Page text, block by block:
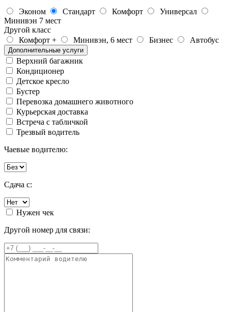
Эконом Стандарт Комфорт
Универсал
Минивэн 7 мест
Другой класс
Комфорт +
Минивэн, 6 мест Бизнес Автобус
Дополнительные услуги
Верхний багажник
Кондиционер
Детское кресло
Бустер
Перевозка домашнего животного
Курьерская доставка
Встреча с табличкой
Трезвый водитель
Чаевые водителю:
Сдача с:
Нужен чек
Другой номер для связи: